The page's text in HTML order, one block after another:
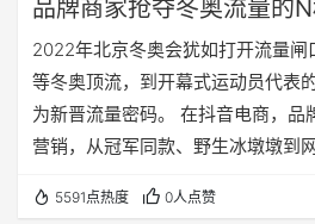
品牌商家抢夺冬奥流量的
2022年北京冬奥会犹如打开流量闸
等冬奥顶流，到开幕式运动员代表
为新晋流量密码。 在抖音电商，品
营销，从冠军同款、野生冰墩墩到
借势抢夺冬奥流量。 一、冬奥顶流
5591点热度 0人点赞